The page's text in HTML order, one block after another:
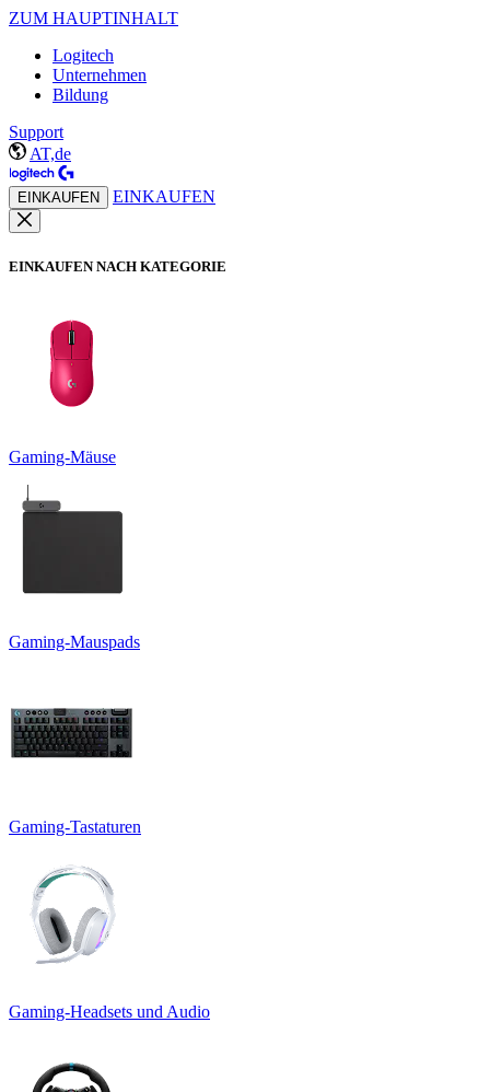
ZUM HAUPTINHALT
Logitech
Unternehmen
Bildung
Support
AT,de
EINKAUFEN EINKAUFEN
EINKAUFEN NACH KATEGORIE
Gaming-Mäuse
Gaming-Mauspads
Gaming-Tastaturen
Gaming-Headsets und Audio